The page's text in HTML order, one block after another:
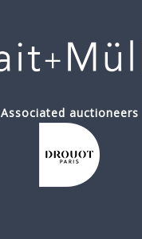
Associated auctioneers